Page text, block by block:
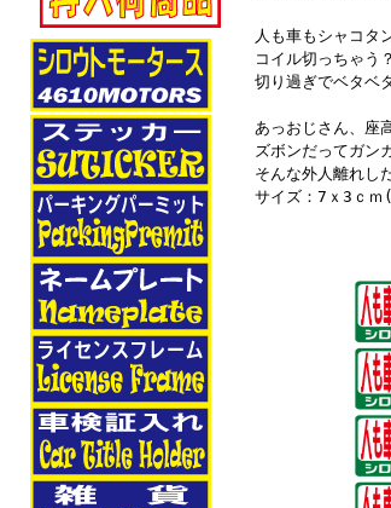
人も車もシャコタ
コイル切っちゃう？
切り過ぎでベタベ
あっおじさん、座
ズボンだってガン
そんな外人離れし
サイズ：7ｘ3ｃ